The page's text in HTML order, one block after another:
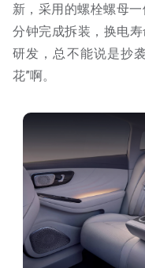
新，采用的螺栓螺母
分钟完成拆装，换电
研发，总不能说是抄
花”啊。